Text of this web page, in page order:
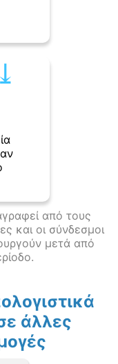
⤓︎
από τους
και οι σύνδεσμοι
μετά από
άλλες